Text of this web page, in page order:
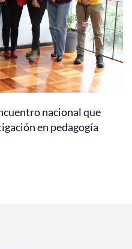
nacional que
en pedagogía